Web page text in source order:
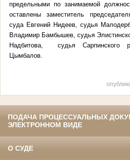
предельными по занимаемой
оставлены заместитель
суда Евгений Нидеев, судья
Владимир Бамбышев, судья
Надбитова, судья Сарпинского
Цымбалов.
ПОДАЧА ПРОЦЕССУАЛЬНЫХ
ЭЛЕКТРОННОМ ВИДЕ
О СУДЕ